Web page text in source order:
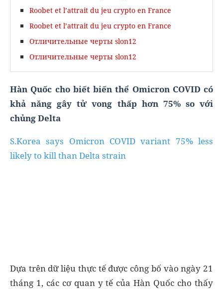
Roobet et l’attrait du jeu crypto en France
Roobet et l’attrait du jeu crypto en France
Отличительные черты slon12
Отличительные черты slon12
Hàn Quốc cho biết biến thể Omicron COVID có
khả năng gây tử vong thấp hơn 75% so với
chủng Delta
S.Korea says Omicron COVID variant 75% less
likely to kill than Delta strain
Dựa trên dữ liệu thực tế được công bố vào ngày 21
tháng 1, các cơ quan y tế của Hàn Quốc cho thấy